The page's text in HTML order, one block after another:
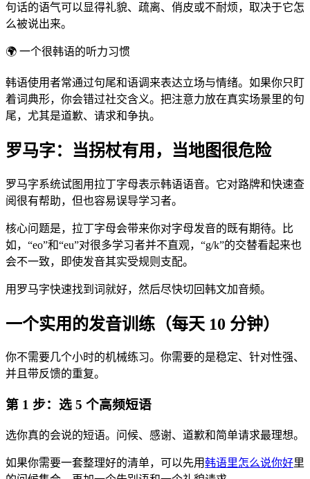
句话的语气可以显得礼貌、疏离、俏皮或不耐烦，取决于它怎
么被说出来。
🌍 一个很韩语的听力习惯
韩语使用者常通过句尾和语调来表达立场与情绪。如果你只盯
着词典形，你会错过社交含义。把注意力放在真实场景里的句
尾，尤其是道歉、请求和争执。
罗马字：当拐杖有用，当地图很危险
罗马字系统试图用拉丁字母表示韩语语音。它对路牌和快速查
阅很有帮助，但也容易误导学习者。
核心问题是，拉丁字母会带来你对字母发音的既有期待。比
如，“eo”和“eu”对很多学习者并不直观，“g/k”的交替看起来也
会不一致，即使发音其实受规则支配。
用罗马字快速找到词就好，然后尽快切回韩文加音频。
一个实用的发音训练（每天 10 分钟）
你不需要几个小时的机械练习。你需要的是稳定、针对性强、
并且带反馈的重复。
第 1 步：选 5 个高频短语
选你真的会说的短语。问候、感谢、道歉和简单请求最理想。
如果你需要一套整理好的清单，可以先用韩语里怎么说你好里